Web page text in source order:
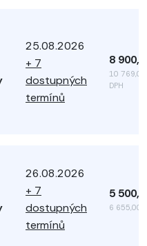
25.08.2026
+ 7
dostupných
termínů
8
10
DPH
26.08.2026
+ 7
dostupných
termínů
5
6 655,00